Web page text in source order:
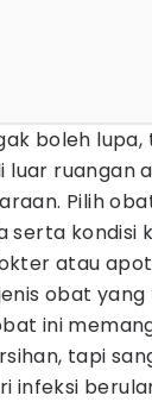
boleh
luar ruangan
Pilih
serta kondisi
atau
obat
ini
tapi
infeksi